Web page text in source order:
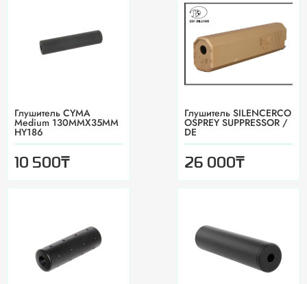
Глушитель CYMA
Medium 130MMX35MM
HY186
10 500₸
Глушитель SILENCERCO
OSPREY SUPPRESSOR /
DE
26 000₸